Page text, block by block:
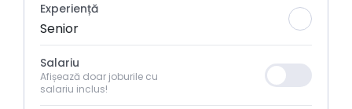
Experiență
Senior
Salariu
Afișează doar joburile cu
salariu inclus!